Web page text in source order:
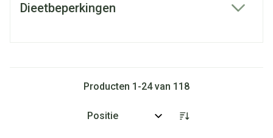
Dieetbeperkingen
Producten 1 -24van 118
Sorteer op: